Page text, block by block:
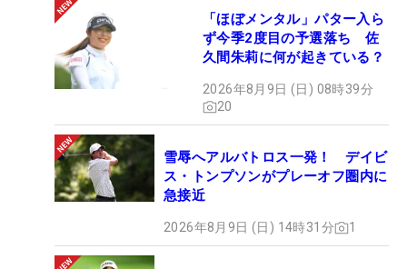
「ほぼメンタル」パター入ら
ず今季2度目の予選落ち 佐
久間朱莉に何が起きている？
2026年8月9日 (日) 08時39分
20
雪辱へアルバトロス一発！ デイビ
ス・トンプソンがプレーオフ圏内に
急接近
2026年8月9日 (日) 14時31分 1